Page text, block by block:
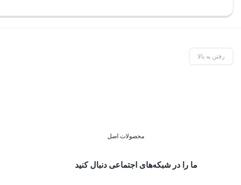
رفتن به بالا
محصولات اصل
ما را در شبکه‌های اجتماعی دنبال کنید